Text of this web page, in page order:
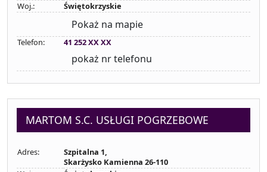
Woj.:
Świętokrzyskie
Pokaż na mapie
Telefon: 41 252 XX XX
pokaż nr telefonu
MARTOM S.C. USŁUGI POGRZEBOWE
Adres:
Szpitalna 1,
Skarżysko Kamienna 26-110